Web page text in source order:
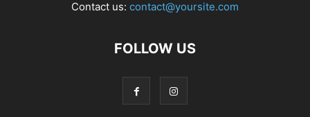
Contact us: contact@yoursite.com
FOLLOW US